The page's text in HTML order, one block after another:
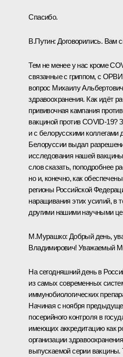
Спасибо.
В.Путин: Договорились. Вам
Тем не менее у нас кроме
связанные с гриппом, с
вопрос Михаилу
здравоохранения. Как идёт
прививочная кампания
вакциной против COVID-19?
и с белорусскими коллегами
Белоруссии выдал
исследования нашей
слов сказать, поподробнее
но и, конечно, как
регионы Российской
наращивания этих усилий, в
другими нашими научными
М.Мурашко: Добрый день,
Владимирович! Уважаемый
На сегодняшний день в
из самых современных
иммунобиологических
Начиная с ноября
посерийного контроля в
имеющих аккредитацию как
организации
выпускаемой серии